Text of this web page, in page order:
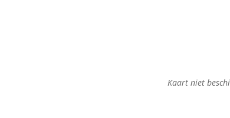
Kaart niet